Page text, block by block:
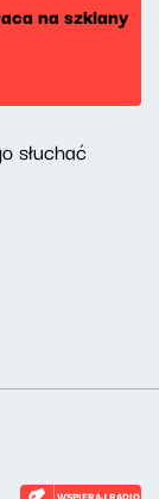
na szklany
słuchać